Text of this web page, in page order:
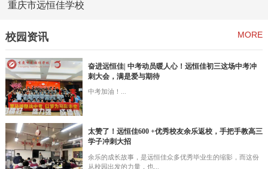
重庆市远恒佳学校
校园资讯 MORE
奋进远恒佳| 中考动员暖人心！远恒佳初三这场中考冲
刺大会，满是爱与期待
中考加油！...
太赞了！远恒佳600 +优秀校友余乐返校，手把手教高三
学子冲刺大招
余乐的成长故事，是远恒佳众多优秀毕业生的缩影，而这份
从校园出发的力量，也...